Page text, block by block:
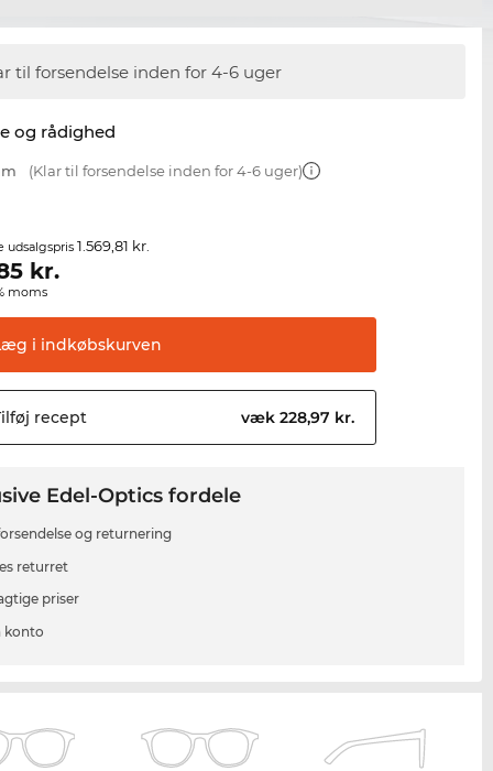
til forsendelse inden for 4-6 uger
og rådighed
(Klar til forsendelse inden for 4-6 uger)
udsalgspris1.569,81 kr.
kr.
moms
i indkøbskurven
recept væk 228,97 kr.
Edel-Optics fordele
og returnering
returret
priser
konto